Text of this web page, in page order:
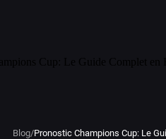
Blog/Pronostic Champions Cup: Le